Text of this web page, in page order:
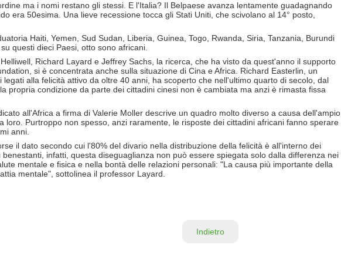
ma i nomi restano gli stessi. E l'Italia? Il Belpaese avanza lentamente guadagnando
era 50esima. Una lieve recessione tocca gli Stati Uniti, che scivolano al 14° posto,
Haiti, Yemen, Sud Sudan, Liberia, Guinea, Togo, Rwanda, Siria, Tanzania, Burundi
questi dieci Paesi, otto sono africani.
Richard Layard e Jeffrey Sachs, la ricerca, che ha visto da quest'anno il supporto
si è concentrata anche sulla situazione di Cina e Africa. Richard Easterlin, un
legati alla felicità attivo da oltre 40 anni, ha scoperto che nell'ultimo quarto di secolo, dal
propria condizione da parte dei cittadini cinesi non è cambiata ma anzi è rimasta fissa
all'Africa a firma di Valerie Moller descrive un quadro molto diverso a causa dell'ampio
loro. Purtroppo non spesso, anzi raramente, le risposte dei cittadini africani fanno sperare
anni.
il dato secondo cui l'80% del divario nella distribuzione della felicità è all'interno dei
infatti, questa diseguaglianza non può essere spiegata solo dalla differenza nei
mentale e fisica e nella bontà delle relazioni personali: "La causa più importante della
mentale", sottolinea il professor Layard.
Indietro